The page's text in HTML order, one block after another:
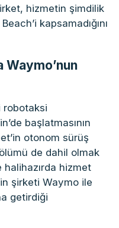
hizmetin şimdilik
kapsamadığını
Waymo’nun
robotaksi
başlatmasının
otonom sürüş
de dahil olmak
halihazırda hizmet
şirketi Waymo ile
getirdiği